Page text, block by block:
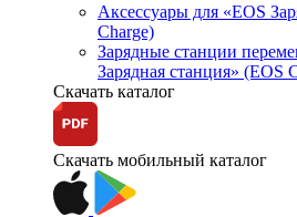
Аксессуары для «EOS
Charge)
Зарядные станции
Зарядная станция» (EOS
Скачать каталог
Скачать мобильный каталог